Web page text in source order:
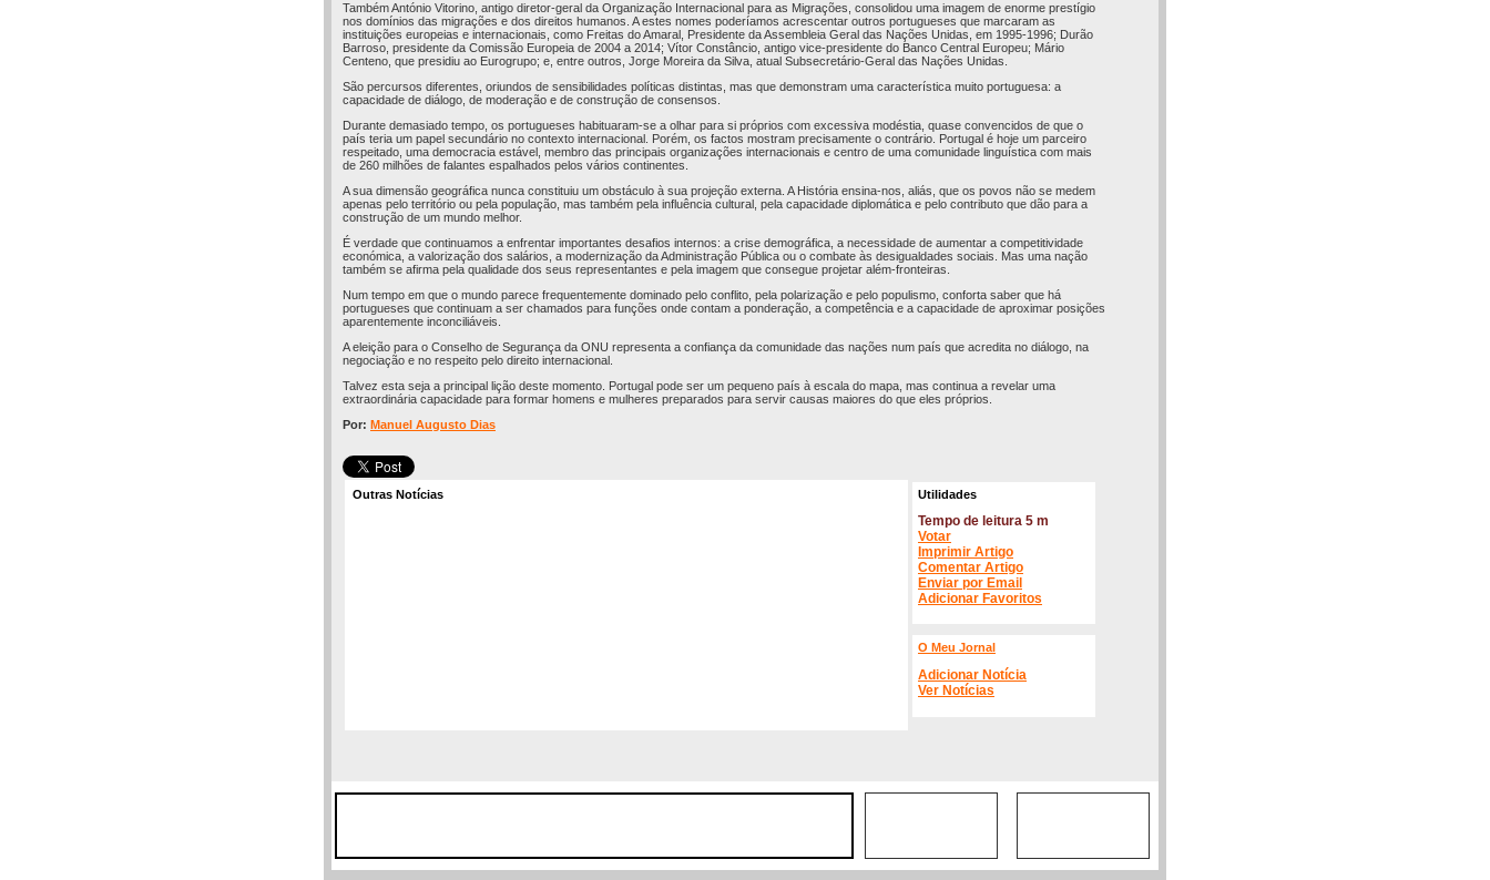
Também António Vitorino, antigo diretor-geral da Organização Internacional para as Migrações, consolidou uma imagem de enorme prestígio
nos domínios das migrações e dos direitos humanos. A estes nomes poderíamos acrescentar outros portugueses que marcaram as
instituições europeias e internacionais, como Freitas do Amaral, Presidente da Assembleia Geral das Nações Unidas, em 1995-1996; Durão
Barroso, presidente da Comissão Europeia de 2004 a 2014; Vítor Constâncio, antigo vice-presidente do Banco Central Europeu; Mário
Centeno, que presidiu ao Eurogrupo; e, entre outros, Jorge Moreira da Silva, atual Subsecretário-Geral das Nações Unidas.
São percursos diferentes, oriundos de sensibilidades políticas distintas, mas que demonstram uma característica muito portuguesa: a
capacidade de diálogo, de moderação e de construção de consensos.
Durante demasiado tempo, os portugueses habituaram-se a olhar para si próprios com excessiva modéstia, quase convencidos de que o
país teria um papel secundário no contexto internacional. Porém, os factos mostram precisamente o contrário. Portugal é hoje um parceiro
respeitado, uma democracia estável, membro das principais organizações internacionais e centro de uma comunidade linguística com mais
de 260 milhões de falantes espalhados pelos vários continentes.
A sua dimensão geográfica nunca constituiu um obstáculo à sua projeção externa. A História ensina-nos, aliás, que os povos não se medem
apenas pelo território ou pela população, mas também pela influência cultural, pela capacidade diplomática e pelo contributo que dão para a
construção de um mundo melhor.
É verdade que continuamos a enfrentar importantes desafios internos: a crise demográfica, a necessidade de aumentar a competitividade
económica, a valorização dos salários, a modernização da Administração Pública ou o combate às desigualdades sociais. Mas uma nação
também se afirma pela qualidade dos seus representantes e pela imagem que consegue projetar além-fronteiras.
Num tempo em que o mundo parece frequentemente dominado pelo conflito, pela polarização e pelo populismo, conforta saber que há
portugueses que continuam a ser chamados para funções onde contam a ponderação, a competência e a capacidade de aproximar posições
aparentemente inconciliáveis.
A eleição para o Conselho de Segurança da ONU representa a confiança da comunidade das nações num país que acredita no diálogo, na
negociação e no respeito pelo direito internacional.
Talvez esta seja a principal lição deste momento. Portugal pode ser um pequeno país à escala do mapa, mas continua a revelar uma
extraordinária capacidade para formar homens e mulheres preparados para servir causas maiores do que eles próprios.
Por: Manuel Augusto Dias
Outras Notícias Utilidades
Tempo de leitura 5 m
Votar
Imprimir Artigo
Comentar Artigo
Enviar por Email
Adicionar Favoritos
O Meu Jornal
Adicionar Notícia
Ver Notícias